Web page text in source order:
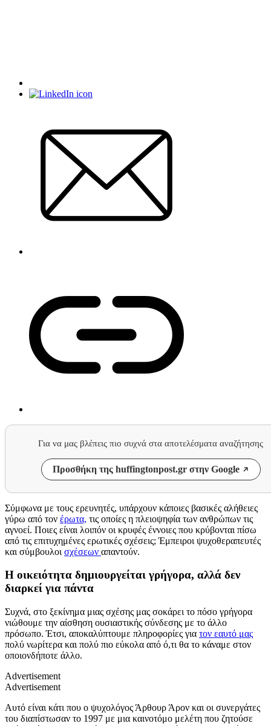
Για να μας βλέπεις πιο συχνά στα αποτελέσματα αναζήτησης
Προσθήκη της huffingtonpost.gr στην Google
Σύμφωνα με τους ερευνητές, υπάρχουν κάποιες βασικές αλήθειες
γύρω από τον έρωτα, τις οποίες η πλειοψηφία των ανθρώπων τις
αγνοεί. Ποιες είναι λοιπόν οι κρυφές έννοιες που κρύβονται πίσω
από τις επιτυχημένες ερωτικές σχέσεις; Έμπειροι ψυχοθεραπευτές
και σύμβουλοι σχέσεων απαντούν.
Η οικειότητα δημιουργείται γρήγορα, αλλά δεν
διαρκεί για πάντα
Συχνά, στο ξεκίνημα μιας σχέσης μας σοκάρει το πόσο γρήγορα
νιώθουμε την αίσθηση ουσιαστικής σύνδεσης με το άλλο
πρόσωπο. Έτσι, αποκαλύπτουμε πληροφορίες για τον εαυτό μας
πολύ νωρίτερα και πολύ πιο εύκολα από ό,τι θα το κάναμε στον
οποιονδήποτε άλλο.
Advertisement
Advertisement
Αυτό είναι κάτι που ο ψυχολόγος Άρθουρ Άρον και οι συνεργάτες
του διαπίστωσαν το 1997 με μια καινοτόμο μελέτη που ζητούσε